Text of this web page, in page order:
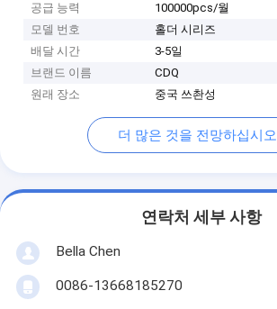
공급 능력
100000pcs/월
모델 번호
홀더 시리즈
배달 시간
3-5일
브랜드 이름
CDQ
원래 장소
중국 쓰촨성
더 많은 것을 전망하십시오
연락처 세부 사항
Bella Chen
0086-13668185270